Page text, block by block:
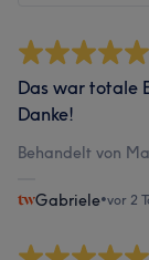
Das war totale
Danke!
Behandelt von
Gabriele•vor 2